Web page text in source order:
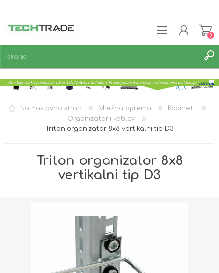
PRIJAVA
0
Na naslovno stran Mrežna oprema
Kabineti
Organizatorji kablov
Triton organizator 8x8 vertikalni tip D3
Triton organizator 8x8
vertikalni tip D3